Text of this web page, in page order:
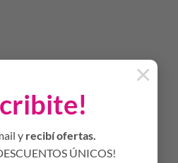
y recibí ofertas.
ÚNICOS!
×
logran una piel más luminosa.
una piel humectada, sedosa,